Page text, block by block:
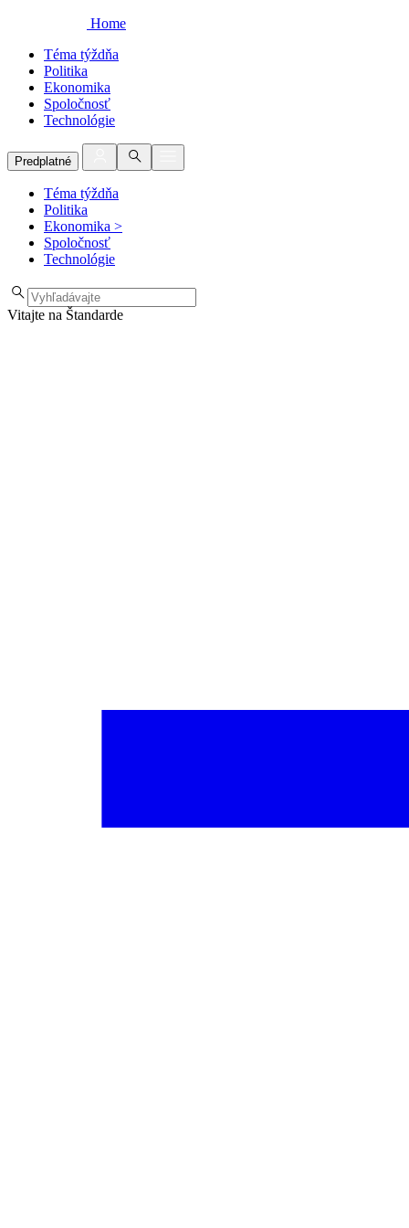
Home
Téma týždňa
Politika
Ekonomika
Spoločnosť
Technológie
Predplatné
Téma týždňa
Politika
Ekonomika >
Spoločnosť
Technológie
Vitajte na Štandarde